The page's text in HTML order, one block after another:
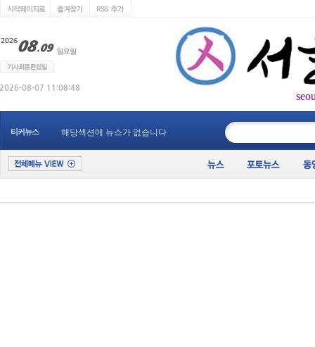
티커뉴스 해당섹션에 뉴스가 없습니다